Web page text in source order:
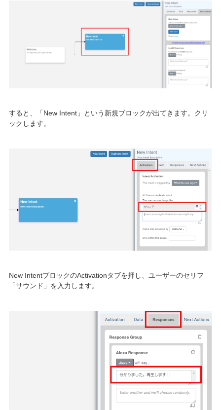
すると、「New Intent」という新規ブロックが出てきます。クリ
ックします。
New IntentブロックのActivationタブを押し、ユーザーのセリフ
「サウンド」を入力します。